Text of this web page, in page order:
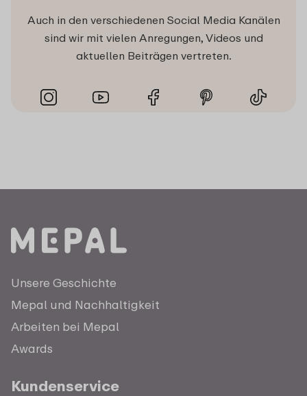
Auch in den verschiedenen Social Media Kanälen
sind wir mit vielen Anregungen, Videos und
aktuellen Beiträgen vertreten.
Unsere Geschichte
Mepal und Nachhaltigkeit
Arbeiten bei Mepal
Awards
Kundenservice